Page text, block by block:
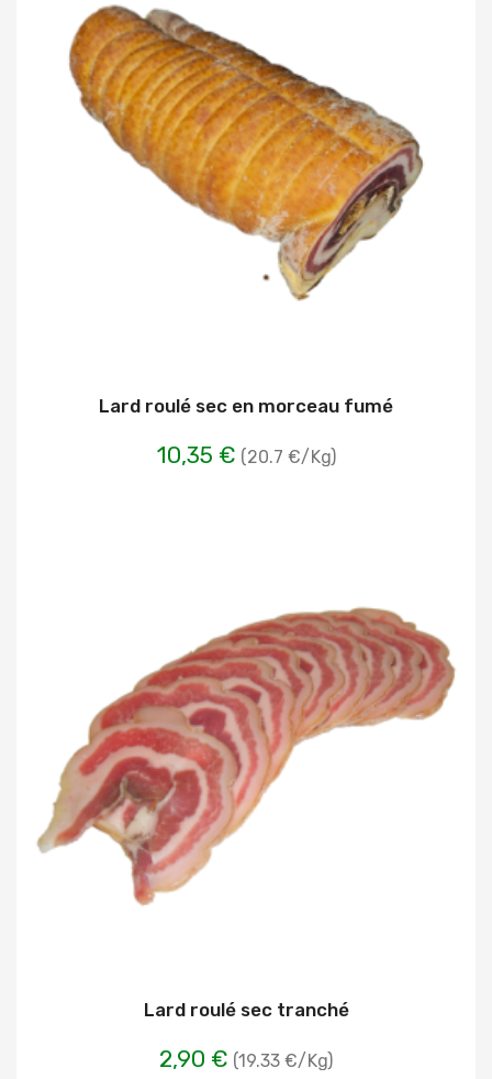
Lard roulé sec en morceau fumé
10,35 € (20.7 €/Kg)
Lard roulé sec tranché
2,90 € (19.33 €/Kg)